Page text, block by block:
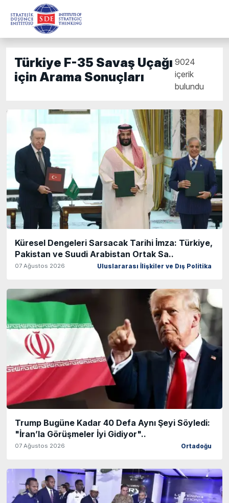
Türkiye F-35 Savaş Uçağı
için Arama Sonuçları
9024
içerik
bulundu
Küresel Dengeleri Sarsacak Tarihi İmza: Türkiye,
Pakistan ve Suudi Arabistan Ortak Sa..
07 Ağustos 2026 Uluslararası İlişkiler ve Dış Politika
Trump Bugüne Kadar 40 Defa Aynı Şeyi Söyledi:
"İran’la Görüşmeler İyi Gidiyor"..
07 Ağustos 2026 Ortadoğu